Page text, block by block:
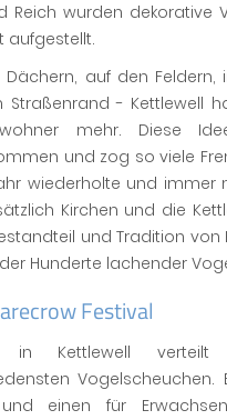
Reich wurden dekorative
aufgestellt.
Dächern, auf den Feldern,
Straßenrand - Kettlewell
mehr. Diese
und zog so viele
wiederholte und immer
Kirchen und die
und Tradition von
Hunderte lachender
Festival
in Kettlewell
einen für